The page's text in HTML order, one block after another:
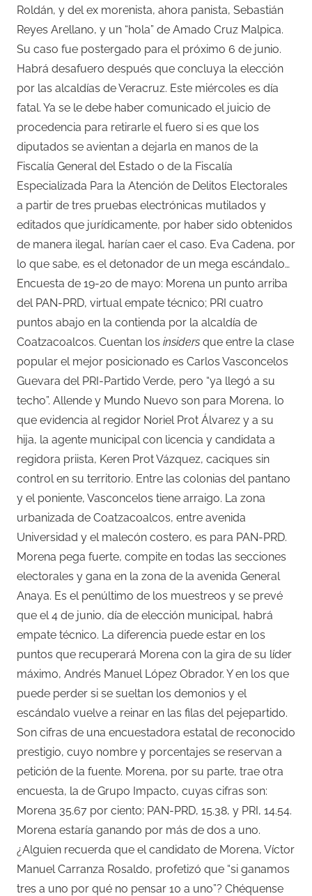
Roldán, y del ex morenista, ahora panista, Sebastián
Reyes Arellano, y un “hola” de Amado Cruz Malpica.
Su caso fue postergado para el próximo 6 de junio.
Habrá desafuero después que concluya la elección
por las alcaldías de Veracruz. Este miércoles es día
fatal. Ya se le debe haber comunicado el juicio de
procedencia para retirarle el fuero si es que los
diputados se avientan a dejarla en manos de la
Fiscalía General del Estado o de la Fiscalía
Especializada Para la Atención de Delitos Electorales
a partir de tres pruebas electrónicas mutilados y
editados que jurídicamente, por haber sido obtenidos
de manera ilegal, harían caer el caso. Eva Cadena, por
lo que sabe, es el detonador de un mega escándalo…
Encuesta de 19-20 de mayo: Morena un punto arriba
del PAN-PRD, virtual empate técnico; PRI cuatro
puntos abajo en la contienda por la alcaldía de
Coatzacoalcos. Cuentan los insiders que entre la clase
popular el mejor posicionado es Carlos Vasconcelos
Guevara del PRI-Partido Verde, pero “ya llegó a su
techo”. Allende y Mundo Nuevo son para Morena, lo
que evidencia al regidor Noriel Prot Álvarez y a su
hija, la agente municipal con licencia y candidata a
regidora priista, Keren Prot Vázquez, caciques sin
control en su territorio. Entre las colonias del pantano
y el poniente, Vasconcelos tiene arraigo. La zona
urbanizada de Coatzacoalcos, entre avenida
Universidad y el malecón costero, es para PAN-PRD.
Morena pega fuerte, compite en todas las secciones
electorales y gana en la zona de la avenida General
Anaya. Es el penúltimo de los muestreos y se prevé
que el 4 de junio, día de elección municipal, habrá
empate técnico. La diferencia puede estar en los
puntos que recuperará Morena con la gira de su líder
máximo, Andrés Manuel López Obrador. Y en los que
puede perder si se sueltan los demonios y el
escándalo vuelve a reinar en las filas del pejepartido.
Son cifras de una encuestadora estatal de reconocido
prestigio, cuyo nombre y porcentajes se reservan a
petición de la fuente. Morena, por su parte, trae otra
encuesta, la de Grupo Impacto, cuyas cifras son:
Morena 35.67 por ciento; PAN-PRD, 15.38, y PRI, 14.54.
Morena estaría ganando por más de dos a uno.
¿Alguien recuerda que el candidato de Morena, Víctor
Manuel Carranza Rosaldo, profetizó que “si ganamos
tres a uno por qué no pensar 10 a uno”? Chéquense